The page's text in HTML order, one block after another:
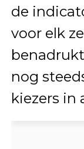
de
voor elk
nog
kiezers in